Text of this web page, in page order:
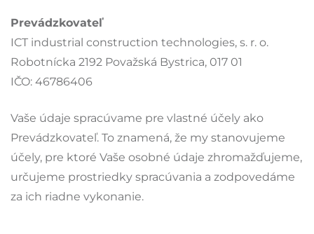
Prevádzkovateľ
ICT industrial construction technologies, s. r. o.
Robotnícka 2192 Považská Bystrica, 017 01
IČO: 46786406
Vaše údaje spracúvame pre vlastné účely ako
Prevádzkovateľ. To znamená, že my stanovujeme
účely, pre ktoré Vaše osobné údaje zhromažďujeme,
určujeme prostriedky spracúvania a zodpovedáme
za ich riadne vykonanie.